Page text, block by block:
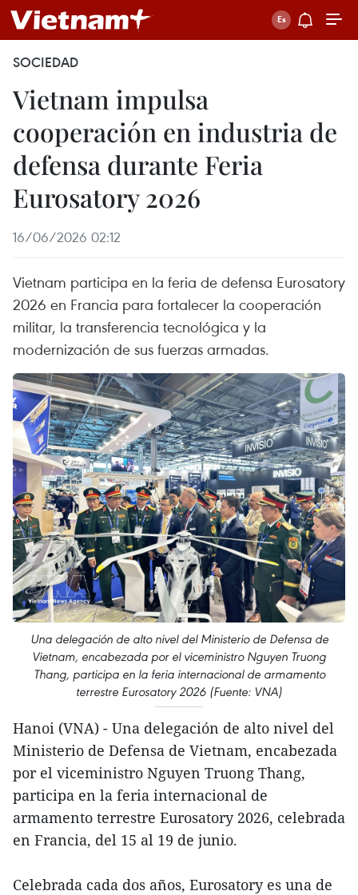
SOCIEDAD
Vietnam impulsa
cooperación en industria de
defensa durante Feria
Eurosatory 2026
16/06/2026 02:12
Vietnam participa en la feria de defensa Eurosatory
2026 en Francia para fortalecer la cooperación
militar, la transferencia tecnológica y la
modernización de sus fuerzas armadas.
Una delegación de alto nivel del Ministerio de Defensa de
Vietnam, encabezada por el viceministro Nguyen Truong
Thang, participa en la feria internacional de armamento
terrestre Eurosatory 2026 (Fuente: VNA)
Hanoi (VNA) - Una delegación de alto nivel del
Ministerio de Defensa de Vietnam, encabezada
por el viceministro Nguyen Truong Thang,
participa en la feria internacional de
armamento terrestre Eurosatory 2026, celebrada
en Francia, del 15 al 19 de junio.
Celebrada cada dos años, Eurosatory es una de